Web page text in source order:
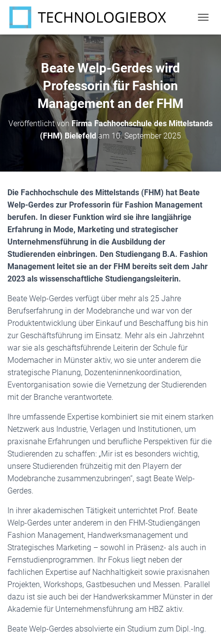
A
M
Beate Welp-Gerdes wird
Professorin für Fashion
Management an der FHM
Veröffentlicht von Firma Fachhochschule des Mittelstands
(FHM) Bielefeld am 10. September 2025
Die Fachhochschule des Mittelstands (FHM) hat Beate
Welp-Gerdes zur Professorin für Fashion Management
berufen. In dieser Funktion wird sie ihre langjährige
Erfahrung in Mode, Marketing und strategischer
Unternehmensführung in die Ausbildung der
Studierenden einbringen. Den Studiengang B.A. Fashion
Management leitet sie an der FHM bereits seit dem Jahr
2023 als wissenschaftliche Studiengangsleiterin.
Beate Welp-Gerdes verfügt über mehr als 25 Jahre
Berufserfahrung in der Modebranche und war von der
Produktentwicklung über Einkauf und Beschaffung bis hin
zur Geschäftsführung im Einsatz. Mehr als ein Jahrzehnt
war sie als geschäftsführende Leiterin der Schule für
Modemacher in Münster aktiv, wo sie unter anderem die
strategische Planung, Dozenteninnenkoordination,
Eventorganisation sowie die Vernetzung der Studierenden
mit der Branche verantwortete.
Ihre umfassende Expertise kombiniert sie mit einem starken
Netzwerk aus Industrie, Verlagen und Institutionen, um
praxisnahe Erfahrungen und berufliche Perspektiven für die
Studierenden zu schaffen: „Mir ist es besonders wichtig,
unsere Studierenden frühzeitig mit den Playern der
Modebranche zusammenzubringen“, sagt Beate Welp-
Gerdes.
In ihrer akademischen Tätigkeit unterrichtet Prof. Beate
Welp-Gerdes unter anderem in den FHM-Studiengängen
Fashion Management, Handwerksmanagement und
Strategisches Marketing – sowohl in Präsenz- als auch in
Fernstudienprogrammen. Ihr Fokus liegt neben der
fachlichen Expertise auf Nachhaltigkeit sowie praxisnahen
Projekten, Workshops, Gastbesuchen und Messen. Parallel
dazu ist sie auch bei der Handwerkskammer Münster in der
Akademie für Unternehmensführung am HBZ aktiv.
Beate Welp-Gerdes absolvierte ein Studium zum Dipl.-Ing.